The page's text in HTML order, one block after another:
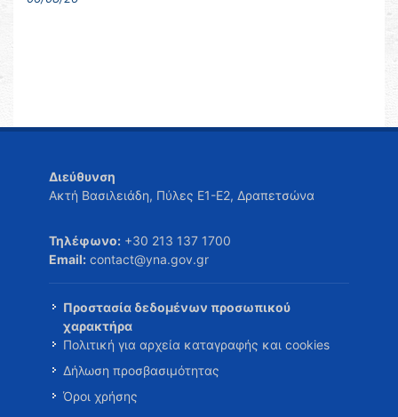
Διεύθυνση
Ακτή Βασιλειάδη, Πύλες Ε1-Ε2, Δραπετσώνα
Τηλέφωνο: +30 213 137 1700
Email: contact@yna.gov.gr
Προστασία δεδομένων προσωπικού
χαρακτήρα
Πολιτική για αρχεία καταγραφής και cookies
Δήλωση προσβασιμότητας
Όροι χρήσης